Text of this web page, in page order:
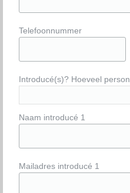
Telefoonnummer
Introducé(s)? Hoeveel
Naam introducé 1
Mailadres introducé 1